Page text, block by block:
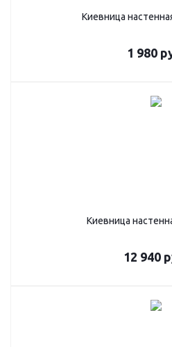
Киевница
1 980
Киевница
12 940